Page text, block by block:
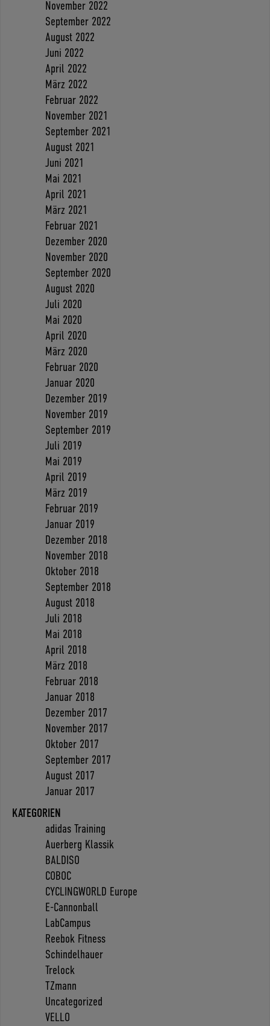
November 2022
September 2022
August 2022
Juni 2022
April 2022
März 2022
Februar 2022
November 2021
September 2021
August 2021
Juni 2021
Mai 2021
April 2021
März 2021
Februar 2021
Dezember 2020
November 2020
September 2020
August 2020
Juli 2020
Mai 2020
April 2020
März 2020
Februar 2020
Januar 2020
Dezember 2019
November 2019
September 2019
Juli 2019
Mai 2019
April 2019
März 2019
Februar 2019
Januar 2019
Dezember 2018
November 2018
Oktober 2018
September 2018
August 2018
Juli 2018
Mai 2018
April 2018
März 2018
Februar 2018
Januar 2018
Dezember 2017
November 2017
Oktober 2017
September 2017
August 2017
Januar 2017
KATEGORIEN
adidas Training
Auerberg Klassik
BALDISO
COBOC
CYCLINGWORLD Europe
E-Cannonball
LabCampus
Reebok Fitness
Schindelhauer
Trelock
TZmann
Uncategorized
VELLO